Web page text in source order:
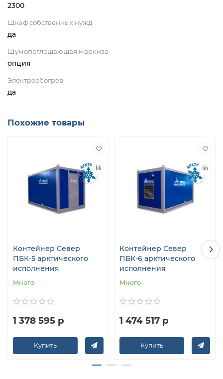
2300
Шкаф собственных нужд
да
Шумопоглощающая маркиза
опция
Электрообогрев
да
Похожие товары
Контейнер Север
ПБК-5 арктического
исполнения
Много
1 378 595 р
Купить
Контейнер Север
ПБК-6 арктического
исполнения
Много
1 474 517 р
Купить